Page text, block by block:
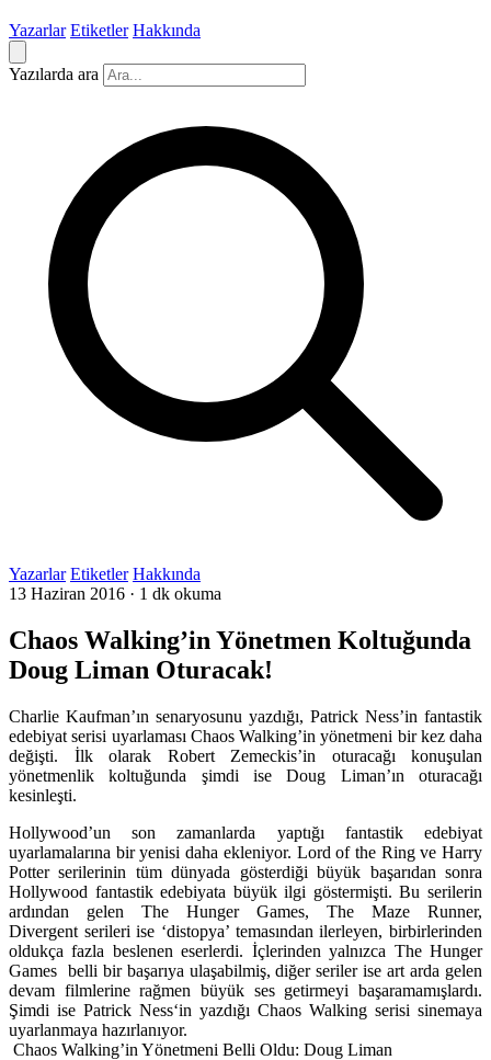
Yazarlar Etiketler Hakkında
Yazılarda ara
Yazarlar Etiketler Hakkında
13 Haziran 2016 · 1 dk okuma
Chaos Walking’in Yönetmen Koltuğunda
Doug Liman Oturacak!
Charlie Kaufman’ın senaryosunu yazdığı, Patrick Ness’in fantastik
edebiyat serisi uyarlaması Chaos Walking’in yönetmeni bir kez daha
değişti. İlk olarak Robert Zemeckis’in oturacağı konuşulan
yönetmenlik koltuğunda şimdi ise Doug Liman’ın oturacağı
kesinleşti.
Hollywood’un son zamanlarda yaptığı fantastik edebiyat
uyarlamalarına bir yenisi daha ekleniyor. Lord of the Ring ve Harry
Potter serilerinin tüm dünyada gösterdiği büyük başarıdan sonra
Hollywood fantastik edebiyata büyük ilgi göstermişti. Bu serilerin
ardından gelen The Hunger Games, The Maze Runner,
Divergent serileri ise ‘distopya’ temasından ilerleyen, birbirlerinden
oldukça fazla beslenen eserlerdi. İçlerinden yalnızca The Hunger
Games belli bir başarıya ulaşabilmiş, diğer seriler ise art arda gelen
devam filmlerine rağmen büyük ses getirmeyi başaramamışlardı.
Şimdi ise Patrick Ness‘in yazdığı Chaos Walking serisi sinemaya
uyarlanmaya hazırlanıyor.
Chaos Walking’in Yönetmeni Belli Oldu: Doug Liman